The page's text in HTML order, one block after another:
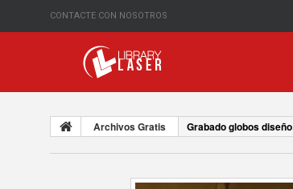
CONTACTE CON NOSOTROS
Archivos Gratis Grabado globos diseño